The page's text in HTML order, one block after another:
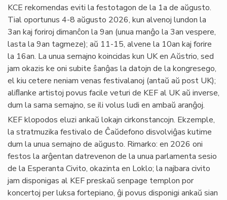
KCE rekomendas eviti la festotagon de la 1a de aŭgusto.
Tial oportunus 4-8 aŭgusto 2026, kun alvenoj lundon la
3an kaj foriroj dimanĉon la 9an (unua manĝo la 3an vespere,
lasta la 9an tagmeze); aŭ 11-15, alvene la 10an kaj forire
la 16an. La unua semajno koincidas kun UK en Aŭstrio, sed
jam okazis ke oni subite ŝanĝas la datojn de la kongresego,
el kiu cetere neniam venas festivalanoj (antaŭ aŭ post UK);
aliﬂanke artistoj povus facile veturi de KEF al UK aŭ inverse,
dum la sama semajno, se ili volus ludi en ambaŭ aranĝoj.
KEF klopodos eluzi ankaŭ lokajn cirkonstancojn. Ekzemple,
la stratmuzika festivalo de Ĉaŭdefono disvolviĝas kutime
dum la unua semajno de aŭgusto. Rimarko: en 2026 oni
festos la arĝentan datrevenon de la unua parlamenta sesio
de la Esperanta Civito, okazinta en Loklo; la najbara civito
jam disponigas al KEF preskaŭ senpage templon por
koncertoj per luksa fortepiano, ĝi povus disponigi ankaŭ sian